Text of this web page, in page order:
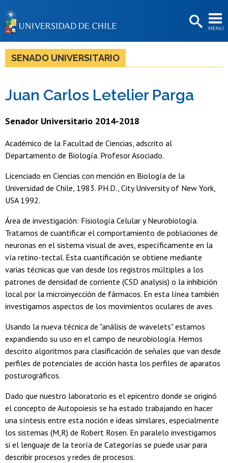
MENÚ
BIBLIOTECAS
LA UNIVERSIDAD
Estudiantes
Egresadas/os
SENADO UNIVERSITARIO
Juan Carlos Letelier Parga
Senador Universitario 2014-2018
Académico de la Facultad de Ciencias, adscrito al
Departamento de Biología. Profesor Asociado.
Licenciado en Ciencias con mención en Biología de la
Universidad de Chile, 1983. PH.D., City University of New York,
USA 1992.
Área de investigación: Fisiología Celular y Neurobiología.
Tratamos de cuantificar el comportamiento de poblaciones de
neuronas en el sistema visual de aves, específicamente en la
vía retino-tectal. Esta cuantificación se obtiene mediante
varias técnicas que van desde los registros múltiples a los
patrones de densidad de corriente (CSD analysis) o la inhibición
local por la microinyección de fármacos. En esta línea también
investigamos aspectos de los movimientos oculares de aves.
Usando la nueva técnica de "análisis de wavelets" estamos
expandiendo su uso en el campo de neurobiología. Hemos
descrito algoritmos para clasificación de señales que van desde
perfiles de potenciales de acción hasta los perfiles de aparatos
posturográficos.
Dado que nuestro laboratorio es el epicentro donde se originó
el concepto de Autopoiesis se ha estado trabajando en hacer
una síntesis entre esta noción e ideas similares, especialmente
los sistemas (M,R) de Robert Rosen. En paralelo investigamos
si el lenguaje de la teoría de Categorías se puede usar para
describir procesos y redes de procesos.